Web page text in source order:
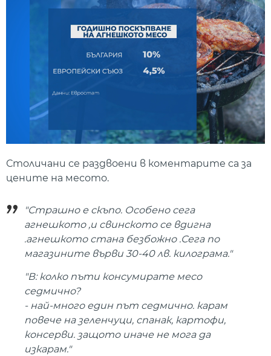
Столичани се раздвоени в коментарите са за
цените на месото.
"Страшно е скъпо. Особено сега
агнешкото ,и свинското се вдигна
.агнешкото стана безбожно .Сега по
магазините върви 30-40 лв. килограма."
"В: колко пъти консумирате месо
седмично?
- най-много един път седмично. карам
повече на зеленчуци, спанак, картофи,
консерви. защото иначе не мога да
изкарам."